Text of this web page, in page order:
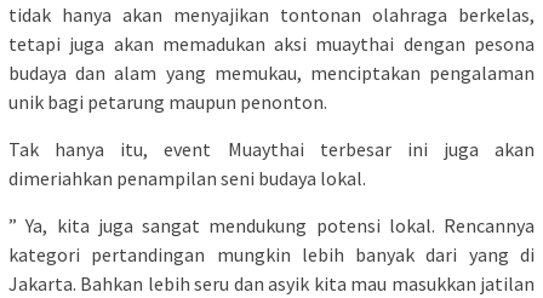
tidak hanya akan menyajikan tontonan olahraga berkelas,
tetapi juga akan memadukan aksi muaythai dengan pesona
budaya dan alam yang memukau, menciptakan pengalaman
unik bagi petarung maupun penonton.
Tak hanya itu, event Muaythai terbesar ini juga akan
dimeriahkan penampilan seni budaya lokal.
” Ya, kita juga sangat mendukung potensi lokal. Rencannya
kategori pertandingan mungkin lebih banyak dari yang di
Jakarta. Bahkan lebih seru dan asyik kita mau masukkan jatilan